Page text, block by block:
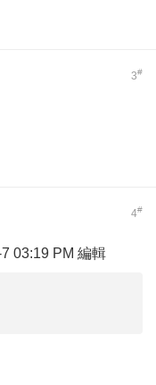
3#
4#
03:19 PM 編輯